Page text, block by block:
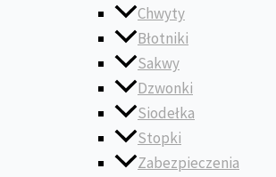
Chwyty
Błotniki
Sakwy
Dzwonki
Siodełka
Stopki
Zabezpieczenia